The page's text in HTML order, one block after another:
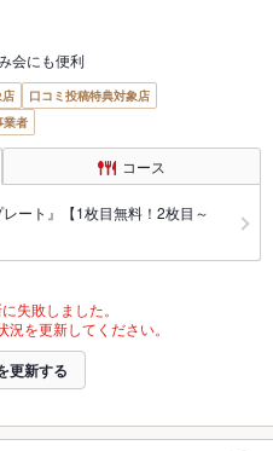
会にも便利
店
口コミ投稿特典対象店
業者
コース
ート』【1枚目無料！2枚目～
失敗しました。
を更新してください。
更新する